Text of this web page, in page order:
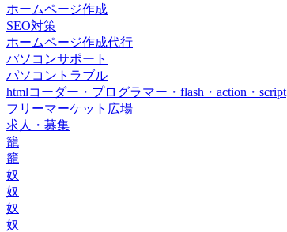
ホームページ作成
SEO対策
ホームページ作成代行
パソコンサポート
パソコントラブル
htmlコーダー・プログラマー・flash・action・script
フリーマーケット広場
求人・募集
籠
籠
奴
奴
奴
奴